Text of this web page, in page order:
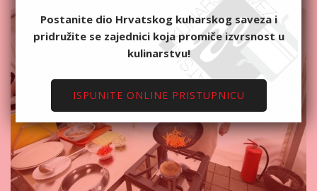
Postanite dio Hrvatskog kuharskog saveza i
pridružite se zajednici koja promiče izvrsnost u
kulinarstvu!
ISPUNITE ONLINE PRISTUPNICU